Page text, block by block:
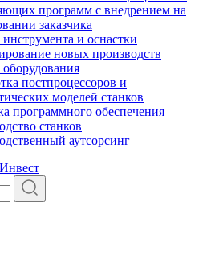
программ с внедрением на
заказчика
и оснастки
новых производств
постпроцессоров и
моделей станков
программного обеспечения
станков
аутсорсинг